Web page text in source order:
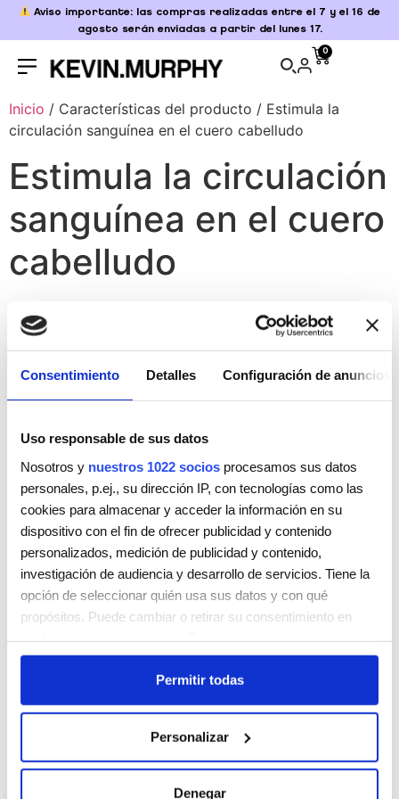
Consentimiento Detalles Configuración de anuncios
Uso responsable de sus datos
Nosotros y nuestros 1022 socios procesamos sus datos
personales, p.ej., su dirección IP, con tecnologías como las
cookies para almacenar y acceder la información en su
dispositivo con el fin de ofrecer publicidad y contenido
personalizados, medición de publicidad y contenido,
investigación de audiencia y desarrollo de servicios. Tiene la
opción de seleccionar quién usa sus datos y con qué
propósitos. Puede cambiar o retirar su consentimiento en
clicando en el Menú de consentimiento.
Si lo permite, también quisiéramos:
que puede tener una precisión de varios metros
Identificar su dispositivo analizándolo activamente
para buscar características específicas (huellas
Permitir todas
Personalizar
Denegar
Aviso importante: las compras realizadas entre el 7 y el 16 de
agosto serán enviadas a partir del lunes 17.
0
Inicio / Características del producto / Estimula la
circulación sanguínea en el cuero cabelludo
Estimula la circulación
sanguínea en el cuero
cabelludo
CHAMPÚ
PLUMPING.WASH
Valorado
7,20€